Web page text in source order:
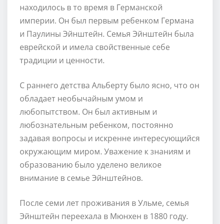
находилось в то время в Германской
империи. Он был первым ребенком Германа
и Паулины Эйнштейн. Семья Эйнштейн была
еврейской и имела свойственные себе
традиции и ценности.
С раннего детства Альберту было ясно, что он
обладает необычайным умом и
любопытством. Он был активным и
любознательным ребенком, постоянно
задавая вопросы и искренне интересующийся
окружающим миром. Уважение к знаниям и
образованию было уделено великое
внимание в семье Эйнштейнов.
После семи лет проживания в Ульме, семья
Эйнштейн переехала в Мюнхен в 1880 году.